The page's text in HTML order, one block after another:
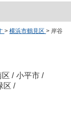
> 横浜市鶴見区 > 岸谷
区 / 小平市 /
区 /